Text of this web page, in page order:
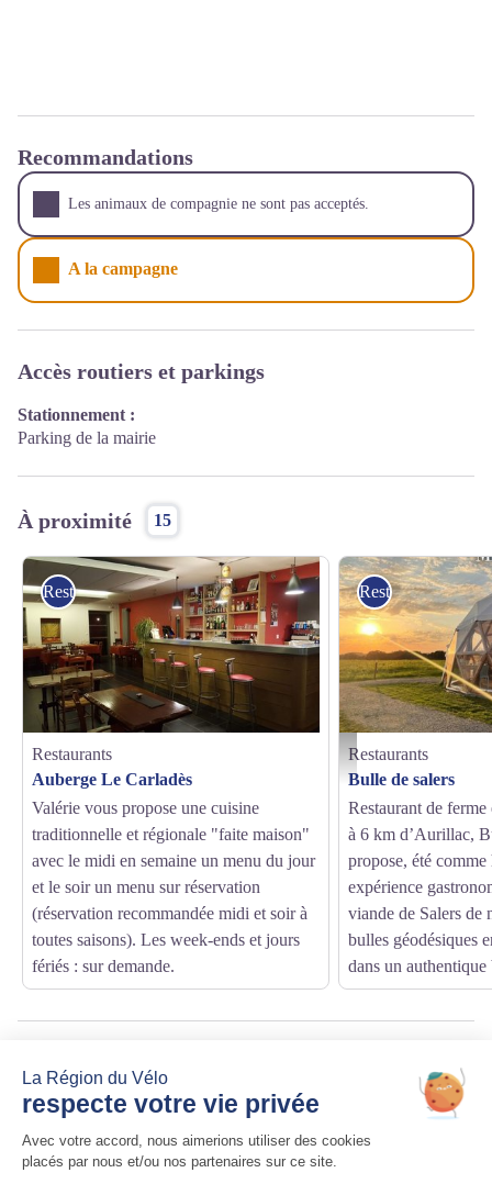
Recommandations
Les animaux de compagnie ne sont pas acceptés.
A la campagne
Accès routiers et parkings
Stationnement :
Parking de la mairie
À proximité 15
Restaurants
Restaurants
Auberge Le Carladès
Valérie vous propose une cuisine
traditionnelle et régionale "faite maison"
avec le midi en semaine un menu du jour
et le soir un menu sur réservation
(réservation recommandée midi et soir à
toutes saisons). Les week-ends et jours
fériés : sur demande.
Bulle de salers_Saint-
Restaurants
Restaurants
Bulle de salers
Restaurant de
à 6 km d’Aurillac,
propose, été comme
expérience
viande de Salers de
bulles géodésiques
dans un
Office de Tourisme du Pays d'Aurillac
http://www.iaurillac.com/